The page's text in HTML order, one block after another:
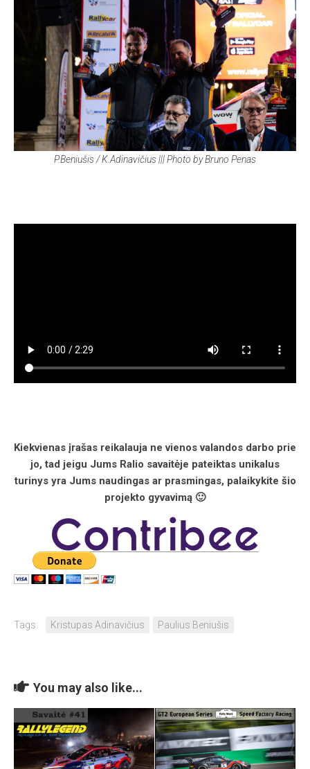
P.Beniušis / K.Adinavičius ||| Photo by Bruno Penas
Kiekvienas įrašas reikalauja ne vienos valandos darbo prie
jo, tad jeigu Jums Ralio savaitėje pateiktas unikalus
turinys yra Jums naudingas ar prasmingas, palaikykite šio
projekto gyvavimą 🙂
Tags: Kristupas Adinavičius Paulius Beniušis
You may also like...